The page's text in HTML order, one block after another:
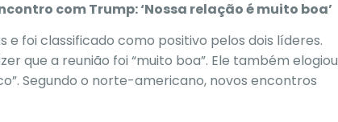
com Trump: ‘Nossa relação é muito boa’
foi classificado como positivo pelos dois líderes.
que a reunião foi “muito boa”. Ele também elogiou
Segundo o norte-americano, novos encontros